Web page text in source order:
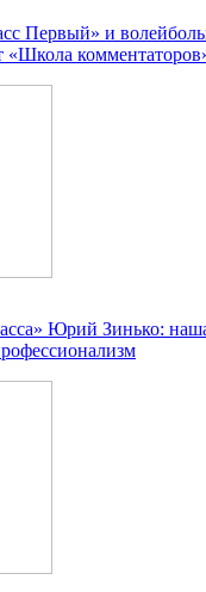
Первый» и
«Школа
Юрий Зинько: